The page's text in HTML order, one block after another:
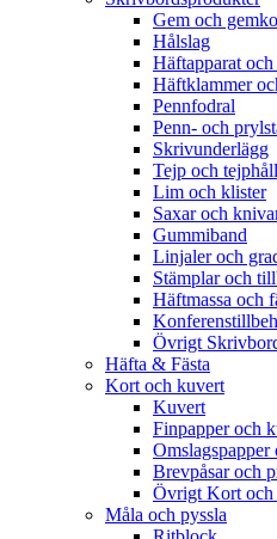
Gem och
Hålslag
Häftapparat
Häftklammer
Pennfodral
Penn- och
Skrivunderlägg
Tejp och
Lim och klister
Saxar och
Gummiband
Linjaler och
Stämplar och
Häftmassa och
Övrigt
Häfta & Fästa
Kort och kuvert
Kuvert
Finpapper och
Omslagspapper
Brevpåsar och
Övrigt Kort och
Måla och pyssla